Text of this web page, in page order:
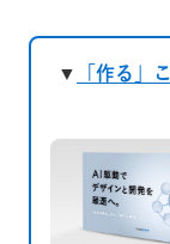
▼
「作る」